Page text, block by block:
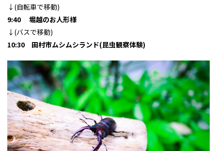
↓(自転車で移動)
9:40 堀越のお人形様
↓(バスで移動)
10:30 田村市ムシムシランド(昆虫観察体験)